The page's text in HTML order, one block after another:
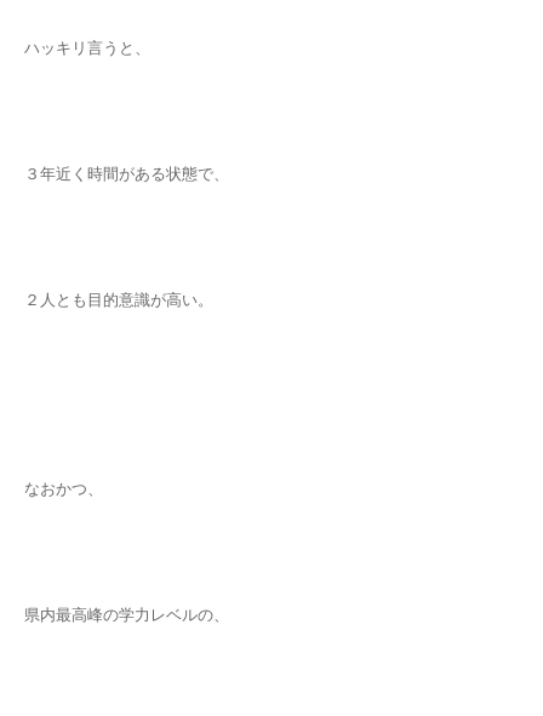
ハッキリ言うと、
３年近く時間がある状態で、
２人とも目的意識が高い。
なおかつ、
県内最高峰の学力レベルの、